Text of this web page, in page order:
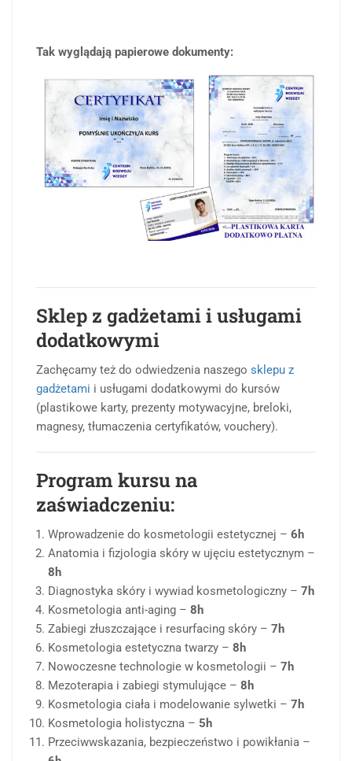
Tak wyglądają papierowe dokumenty:
Sklep z gadżetami i usługami
dodatkowymi
Zachęcamy też do odwiedzenia naszego sklepu z
gadżetami i usługami dodatkowymi do kursów
(plastikowe karty, prezenty motywacyjne, breloki,
magnesy, tłumaczenia certyfikatów, vouchery).
Program kursu na
zaświadczeniu:
Wprowadzenie do kosmetologii estetycznej – 6h
Anatomia i fizjologia skóry w ujęciu estetycznym –
8h
Diagnostyka skóry i wywiad kosmetologiczny – 7h
Kosmetologia anti-aging – 8h
Zabiegi złuszczające i resurfacing skóry – 7h
Kosmetologia estetyczna twarzy – 8h
Nowoczesne technologie w kosmetologii – 7h
Mezoterapia i zabiegi stymulujące – 8h
Kosmetologia ciała i modelowanie sylwetki – 7h
Kosmetologia holistyczna – 5h
Przeciwwskazania, bezpieczeństwo i powikłania –